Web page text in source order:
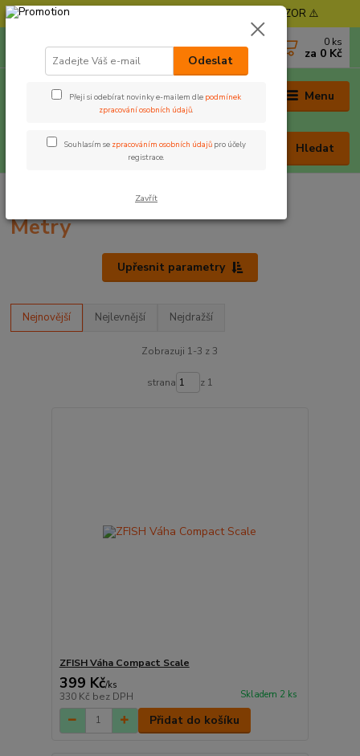
⚠️ POZOR - Objednávky expedujeme od 11. 8. - POZOR ⚠️
Menu
Hledat
0 ks
za 0 Kč
Metry
Upřesnit parametry
Nejnovější Nejlevnější Nejdražší
Zobrazuji 1-3 z 3
strana z 1
ZFISH Váha Compact Scale
399 Kč/ks
330 Kč bez DPH Skladem 2 ks
Přidat do košíku
Odeslat
Přeji si odebírat novinky e-mailem dle podmínek
zpracování osobních údajů.
Souhlasím se zpracováním osobních údajů pro účely
registrace.
Zavřít